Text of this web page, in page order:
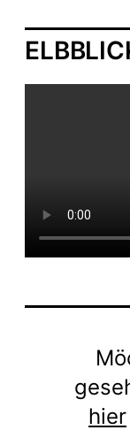
hier